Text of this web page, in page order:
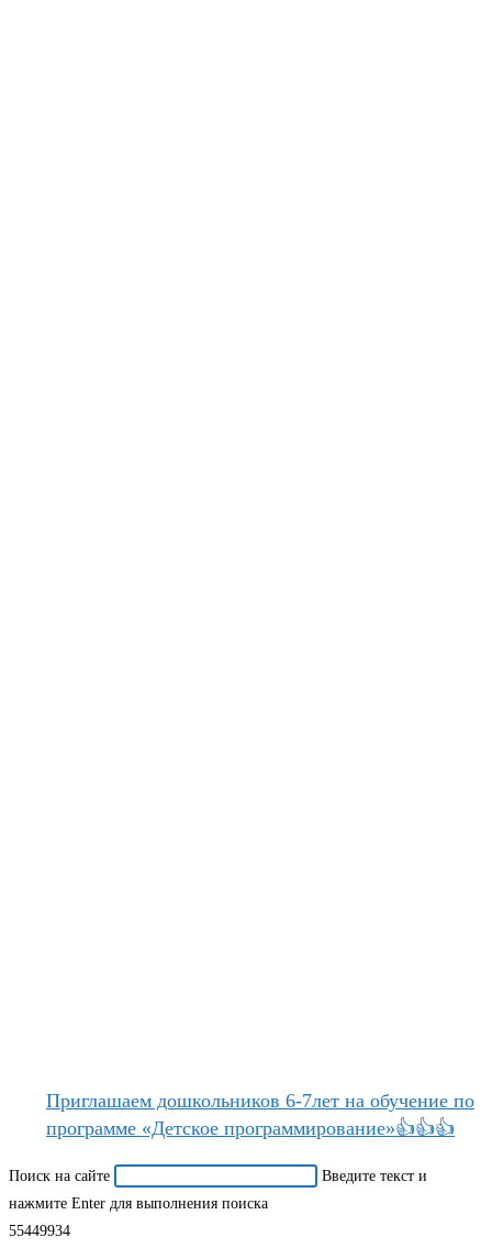
Приглашаем дошкольников 6-7лет на обучение по
программе «Детское программирование»👍👍👍
Поиск на сайте
Введите текст и
нажмите Enter для выполнения поиска
55449934